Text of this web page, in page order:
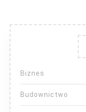
Biznes
Budownictwo